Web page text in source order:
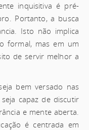
inquisitiva é pré-
Portanto, a busca
Isto não implica
formal, mas em um
de servir melhor a
bem versado nas
capaz de discutir
e mente aberta.
é centrada em